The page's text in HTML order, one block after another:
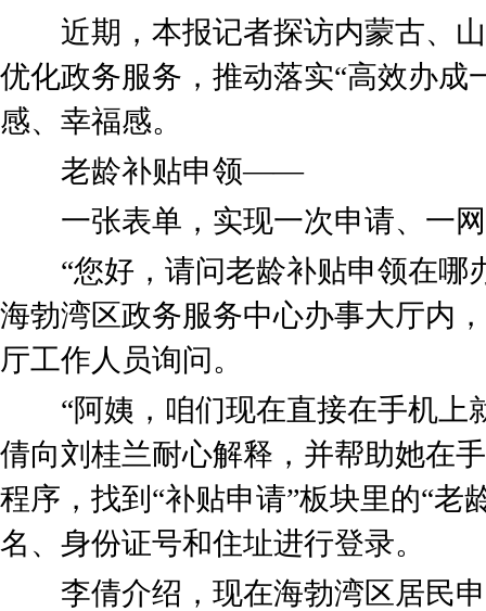
近期，本报记者探访内蒙古、山
优化政务服务，推动落实“高效办成
感、幸福感。
老龄补贴申领——
一张表单，实现一次申请、一
“您好，请问老龄补贴申领在哪
海勃湾区政务服务中心办事大厅内
厅工作人员询问。
“阿姨，咱们现在直接在手机上
倩向刘桂兰耐心解释，并帮助她在
程序，找到“补贴申请”板块里的“老
名、身份证号和住址进行登录。
李倩介绍，现在海勃湾区居民申